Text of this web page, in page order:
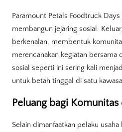
Paramount Petals Foodtruck
membangun jejaring sosial.
berkenalan, membentuk
merencanakan kegiatan bersama
sosial seperti ini sering kali
untuk betah tinggal di satu
Peluang bagi
Selain dimanfaatkan pelaku